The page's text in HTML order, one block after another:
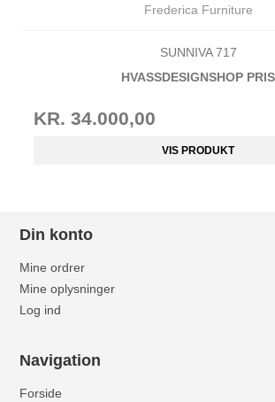
Frederica Furniture
SUNNIVA 717
HVASSDESIGNSHOP PRIS
KR. 34.000,00
VIS PRODUKT
Din konto
Mine ordrer
Mine oplysninger
Log ind
Navigation
Forside